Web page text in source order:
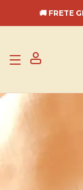
🚚 FRETE